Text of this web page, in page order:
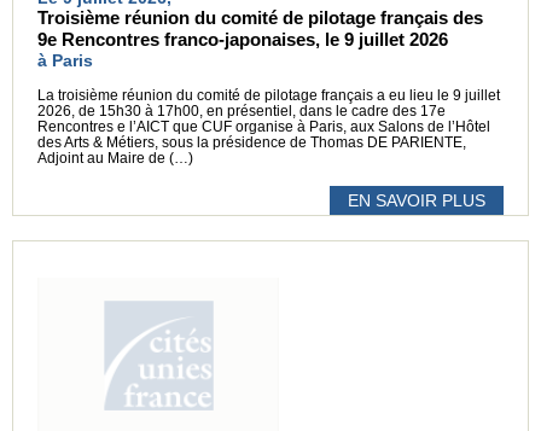
Troisième réunion du comité de pilotage français des
9e Rencontres franco-japonaises, le 9 juillet 2026
à Paris
La troisième réunion du comité de pilotage français a eu lieu le 9 juillet
2026, de 15h30 à 17h00, en présentiel, dans le cadre des 17e
Rencontres e l’AICT que CUF organise à Paris, aux Salons de l’Hôtel
des Arts & Métiers, sous la présidence de Thomas DE PARIENTE,
Adjoint au Maire de (…)
EN SAVOIR PLUS